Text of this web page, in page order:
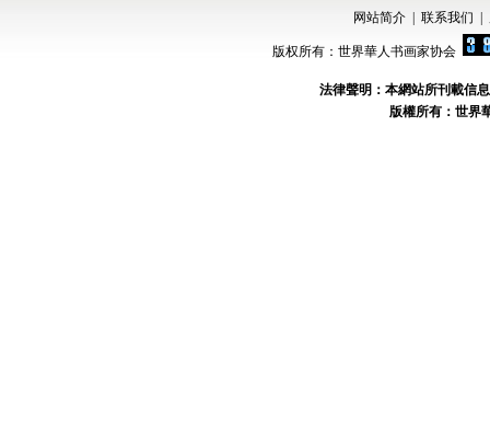
网站简介| 联系我们
版权所有：世界華人书画家协会
法律聲明：本網站所刊載信
版權所有：世界